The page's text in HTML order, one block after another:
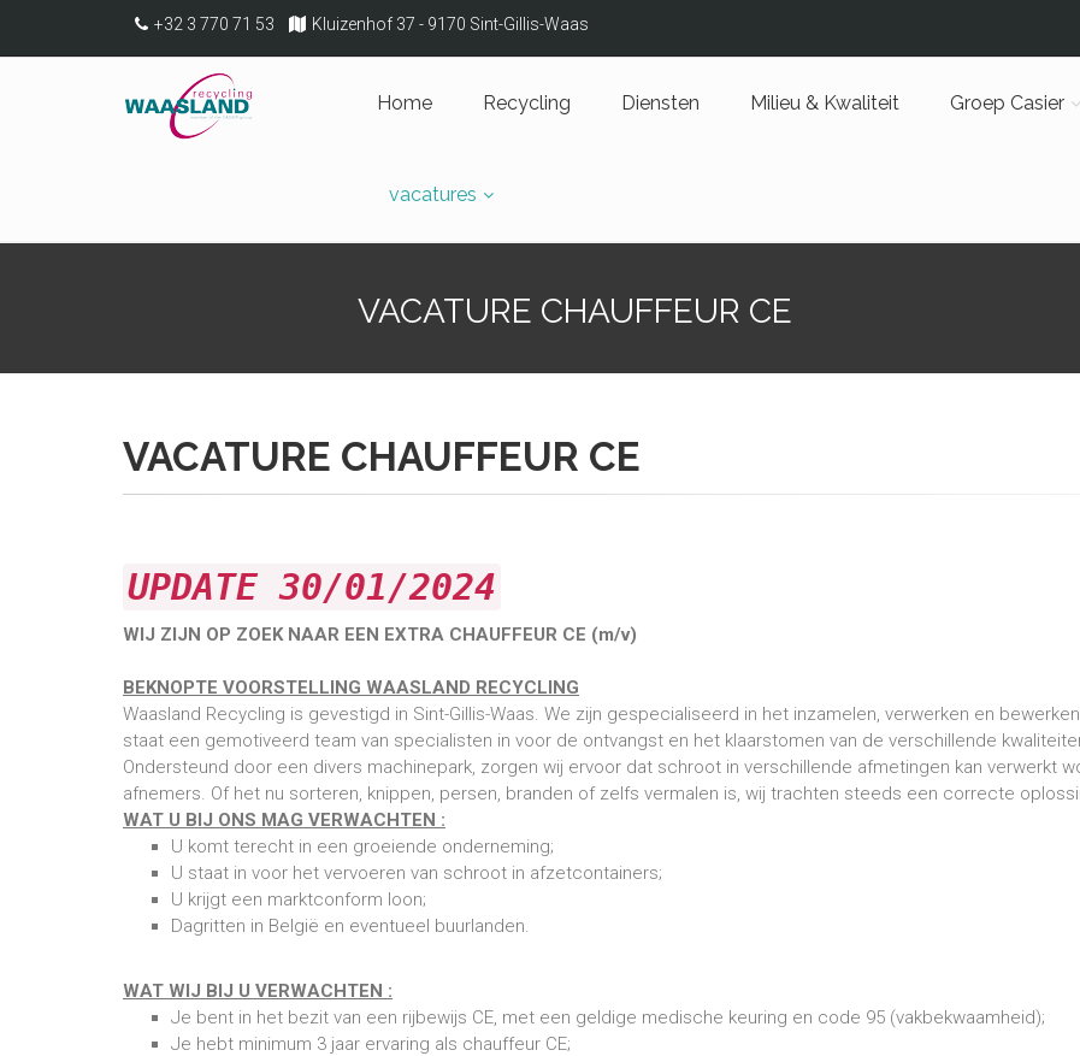
+32 3 770 71 53 Kluizenhof 37 - 9170 Sint-Gillis-Waas
Home Recycling Diensten Milieu & Kwaliteit Groep Casier
vacatures
VACATURE CHAUFFEUR CE
VACATURE CHAUFFEUR CE
UPDATE 30/01/2024
WIJ ZIJN OP ZOEK NAAR EEN EXTRA CHAUFFEUR CE (m/v)
BEKNOPTE VOORSTELLING WAASLAND RECYCLING
Waasland Recycling is gevestigd in Sint-Gillis-Waas. We zijn gespecialiseerd in het inzamelen, verwerken en
staat een gemotiveerd team van specialisten in voor de ontvangst en het klaarstomen van de verschillende
Ondersteund door een divers machinepark, zorgen wij ervoor dat schroot in verschillende afmetingen kan verwerkt
afnemers. Of het nu sorteren, knippen, persen, branden of zelfs vermalen is, wij trachten steeds een correcte
WAT U BIJ ONS MAG VERWACHTEN :
U komt terecht in een groeiende onderneming;
U staat in voor het vervoeren van schroot in afzetcontainers;
U krijgt een marktconform loon;
Dagritten in België en eventueel buurlanden.
WAT WIJ BIJ U VERWACHTEN :
Je bent in het bezit van een rijbewijs CE, met een geldige medische keuring en code 95 (vakbekwaamheid);
Je hebt minimum 3 jaar ervaring als chauffeur CE;